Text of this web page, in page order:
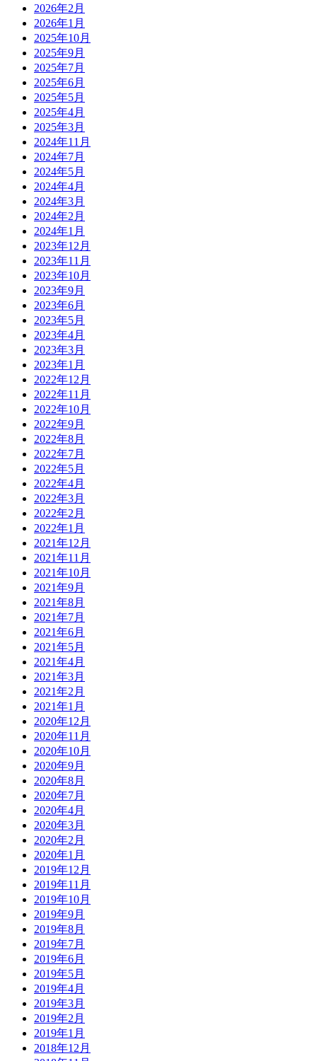
2026年2月
2026年1月
2025年10月
2025年9月
2025年7月
2025年6月
2025年5月
2025年4月
2025年3月
2024年11月
2024年7月
2024年5月
2024年4月
2024年3月
2024年2月
2024年1月
2023年12月
2023年11月
2023年10月
2023年9月
2023年6月
2023年5月
2023年4月
2023年3月
2023年1月
2022年12月
2022年11月
2022年10月
2022年9月
2022年8月
2022年7月
2022年5月
2022年4月
2022年3月
2022年2月
2022年1月
2021年12月
2021年11月
2021年10月
2021年9月
2021年8月
2021年7月
2021年6月
2021年5月
2021年4月
2021年3月
2021年2月
2021年1月
2020年12月
2020年11月
2020年10月
2020年9月
2020年8月
2020年7月
2020年4月
2020年3月
2020年2月
2020年1月
2019年12月
2019年11月
2019年10月
2019年9月
2019年8月
2019年7月
2019年6月
2019年5月
2019年4月
2019年3月
2019年2月
2019年1月
2018年12月